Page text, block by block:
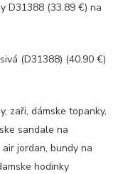
D31388 (33.89 €) na
(D31388) (40.90 €)
zaři, dámske topanky,
sandale na
jordan, bundy na
hodinky